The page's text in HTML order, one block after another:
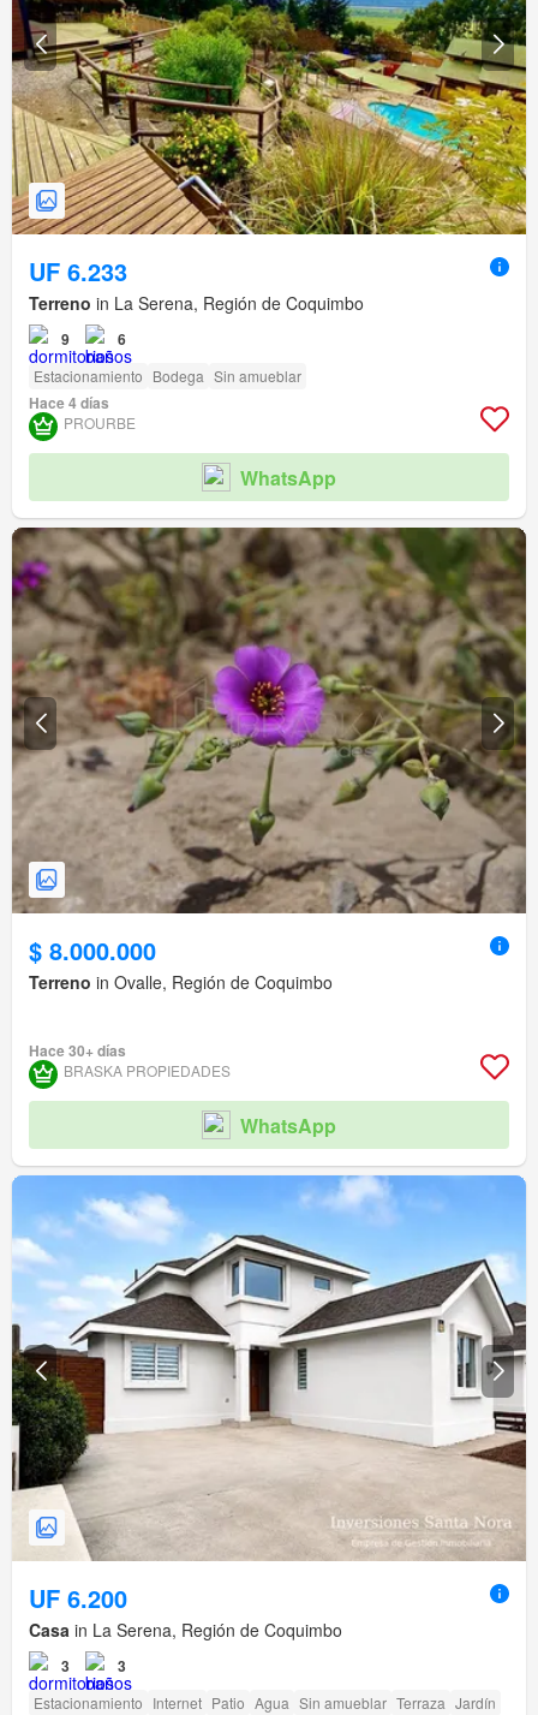
UF 6.233
Terreno in La Serena, Región de Coquimbo
9 6
Estacionamiento Bodega Sin amueblar
Hace 4 días
PROURBE
WhatsApp
$ 8.000.000
Terreno in Ovalle, Región de Coquimbo
Hace 30+ días
BRASKA PROPIEDADES
WhatsApp
UF 6.200
Casa in La Serena, Región de Coquimbo
3 3
Estacionamiento Internet Patio Agua Sin amueblar Terraza Jardín